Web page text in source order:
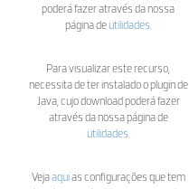
poderá fazer através da nossa
página deutilidades
Para visualizar este recurso,
necessita de ter instalado o plugin de
Java, cujo download poderá fazer
através da nossa página de
utilidades
Vejaaquias configurações que tem